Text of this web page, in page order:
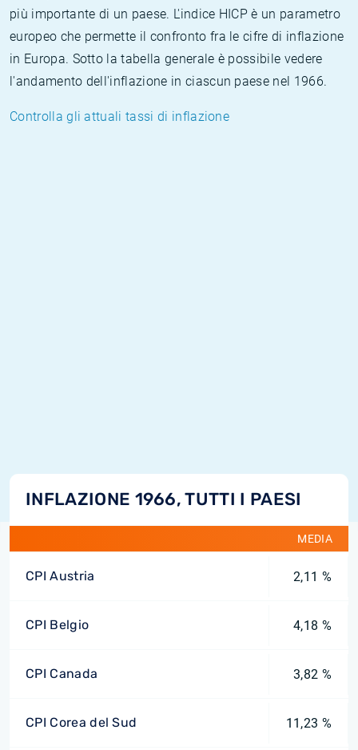
più importante di un paese. L'indice HICP è un parametro
europeo che permette il confronto fra le cifre di inflazione
in Europa. Sotto la tabella generale è possibile vedere
l'andamento dell'inflazione in ciascun paese nel 1966.
Controlla gli attuali tassi di inflazione
INFLAZIONE 1966, TUTTI I PAESI
MEDIA
CPI Austria 2,11 %
CPI Belgio 4,18 %
CPI Canada 3,82 %
CPI Corea del Sud 11,23 %